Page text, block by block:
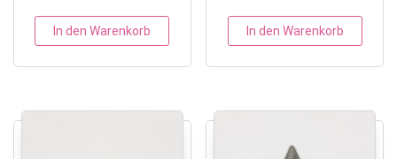
In den Warenkorb In den Warenkorb